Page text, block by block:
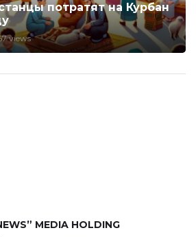
потратят на Курбан
views
MEDIA HOLDING